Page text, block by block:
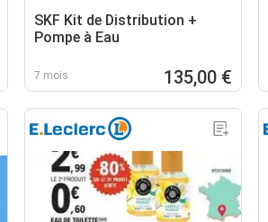
SKF Kit de Distribution +
Pompe à Eau
7 mois 135,00 €